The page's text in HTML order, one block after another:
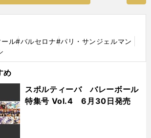
ル#バルセロナ#パリ・サンジェルマン
め
スポルティーバ バレーボール
特集号 Vol.4 6月30日発売